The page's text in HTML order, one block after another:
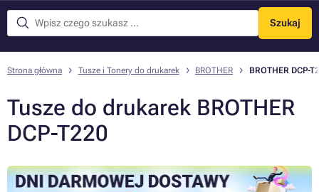
Szukaj
Menu
Strona główna Tusze i Tonery do drukarek BROTHER BROTHER DCP-
Tusze do drukarek BROTHER
DCP-T220